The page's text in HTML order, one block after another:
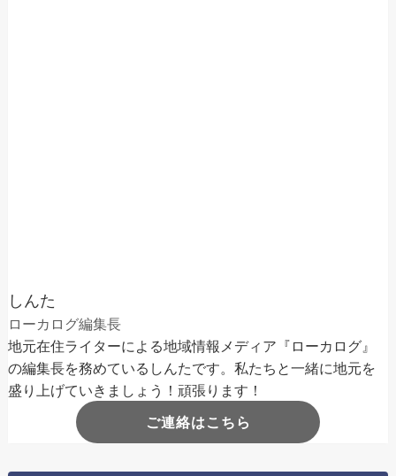
しんた
ローカログ編集長
地元在住ライターによる地域情報メディア『ローカログ』
の編集長を務めているしんたです。私たちと一緒に地元を
盛り上げていきましょう！頑張ります！
ご連絡はこちら